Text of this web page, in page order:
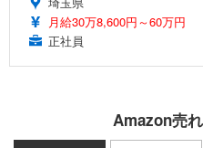
月給30万8,600円～60万円
正社員
Amazon売